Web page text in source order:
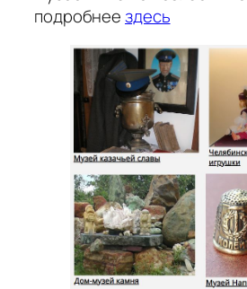
подробнеездесь